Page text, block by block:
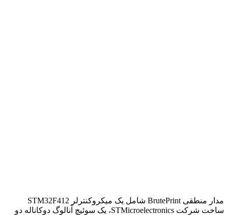
مدار منطقی BrutePrint شامل یک میکروکنترلر STM32F412
ساخت شرکت STMicroelectronics، یک سوئیچ آنالوگ دوکاناله دو